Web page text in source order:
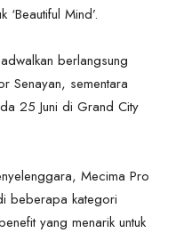
Mind’.
berlangsung
Senayan, sementara
25 Juni di Grand City
Mecima Pro
beberapa kategori
yang menarik untuk